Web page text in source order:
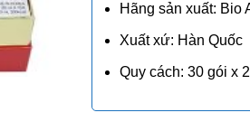
Hãng sản xuất: Bio
Xuất xứ: Hàn Quốc
Quy cách: 30 gói x